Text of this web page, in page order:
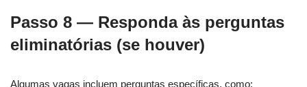
Passo 8 — Responda às perguntas
eliminatórias (se houver)
Algumas vagas incluem perguntas específicas, como: